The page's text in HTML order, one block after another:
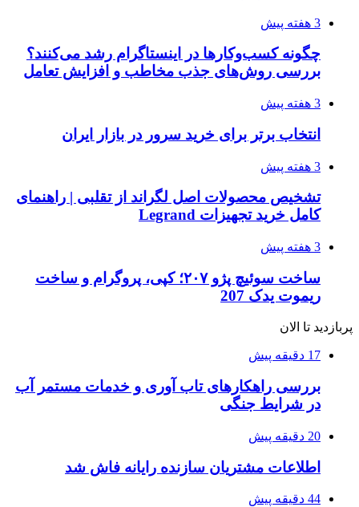
3 هفته پیش
چگونه کسب‌وکارها در اینستاگرام رشد می‌کنند؟
بررسی روش‌های جذب مخاطب و افزایش تعامل
3 هفته پیش
انتخاب برتر برای خرید سرور در بازار ایران
3 هفته پیش
تشخیص محصولات اصل لگراند از تقلبی | راهنمای
کامل خرید تجهیزات Legrand
3 هفته پیش
ساخت سوئیچ پژو ۲۰۷؛ کپی، پروگرام و ساخت
ریموت یدک 207
پربازدید تا الان
17 دقیقه پیش
بررسی راهکارهای تاب آوری و خدمات مستمر آب
در شرایط جنگی
20 دقیقه پیش
اطلاعات مشتریان سازنده رایانه فاش شد
44 دقیقه پیش